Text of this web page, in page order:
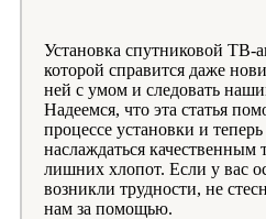
Установка спутниковой ТВ-
которой справится даже
ней с умом и следовать
Надеемся, что эта статья
процессе установки и
наслаждаться качественным
лишних хлопот. Если у вас
возникли трудности, не
нам за помощью.